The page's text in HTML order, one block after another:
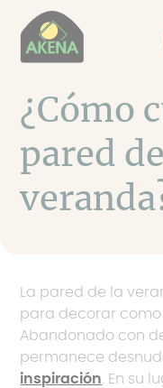
contenido
¿Cómo
pared
La pared de la
para decorar
Abandonado con
permanece
inspiración. En su